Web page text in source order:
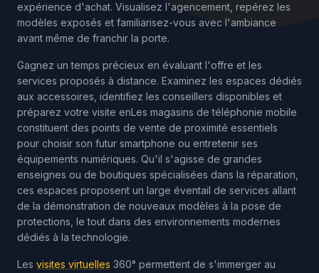
expérience d'achat. Visualisez l'agencement, repérez les
modèles exposés et familiarisez-vous avec l'ambiance
avant même de franchir la porte.
Gagnez un temps précieux en évaluant l'offre et les
services proposés à distance. Examinez les espaces dédiés
aux accessoires, identifiez les conseillers disponibles et
préparez votre visite enLes magasins de téléphonie mobile
constituent des points de vente de proximité essentiels
pour choisir son futur smartphone ou entretenir ses
équipements numériques. Qu'il s'agisse de grandes
enseignes ou de boutiques spécialisées dans la réparation,
ces espaces proposent un large éventail de services allant
de la démonstration de nouveaux modèles à la pose de
protections, le tout dans des environnements modernes
dédiés à la technologie.
Les visites virtuelles 360° permettent de s'immerger au